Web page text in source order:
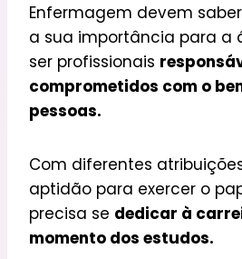
Enfermagem devem
a sua importância para a
ser profissionais
comprometidos com o
pessoas.
Com diferentes
aptidão para exercer o
precisa se dedicar à
momento dos estudos.